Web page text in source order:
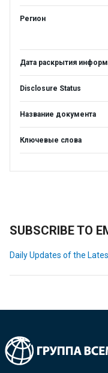
Регион
Дата раскрытия
Disclosure Status
Название документа
Ключевые слова
SUBSCRIBE TO
Daily Updates of the